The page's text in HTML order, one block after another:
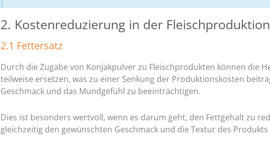
2. Kostenreduzierung in der Fleischproduktion
2.1 Fettersatz
Durch die Zugabe von Konjakpulver zu Fleischprodukten können die
teilweise ersetzen, was zu einer Senkung der Produktionskosten
Geschmack und das Mundgefühl zu beeinträchtigen.
Dies ist besonders wertvoll, wenn es darum geht, den Fettgehalt zu
gleichzeitig den gewünschten Geschmack und die Textur des